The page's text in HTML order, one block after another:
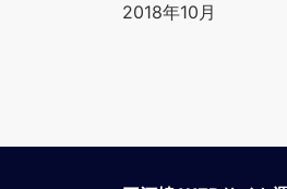
2018年10月